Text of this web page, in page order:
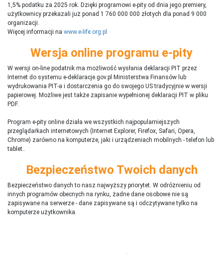
1,5% podatku za 2025 rok. Dzięki programowi e-pity od dnia jego premiery,
użytkownicy przekazali już ponad 1 760 000 000 złotych dla ponad 9 000
organizacji.
Więcej informacji na www.e-life.org.pl
Wersja online programu e-pity
W wersji on-line podatnik ma możliwość wysłania deklaracji PIT przez
Internet do systemu e-deklaracje.gov.pl Ministerstwa Finansów lub
wydrukowania PIT-a i dostarczenia go do swojego US tradycyjnie w wersji
papierowej. Możliwe jest także zapisanie wypełnionej deklaracji PIT w pliku
PDF.
Program e-pity online działa we wszystkich najpopularniejszych
przeglądarkach internetowych (Internet Explorer, Firefox, Safari, Opera,
Chrome) zarówno na komputerze, jaki i urządzeniach mobilnych - telefon lub
tablet..
Bezpieczeństwo Twoich danych
Bezpieczeństwo danych to nasz najwyższy priorytet. W odróżnieniu od
innych programów obecnych na rynku, żadne dane osobowe nie są
zapisywane na serwerze - dane zapisywane są i odczytywane tylko na
komputerze użytkownika.